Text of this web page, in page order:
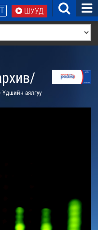
ШУУД
Үдшийн аялгуу